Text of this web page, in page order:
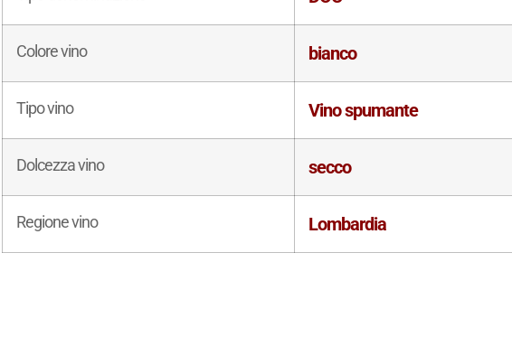
Colore vino bianco
Tipo vino Vino spumante
Dolcezza vino secco
Regione vino Lombardia